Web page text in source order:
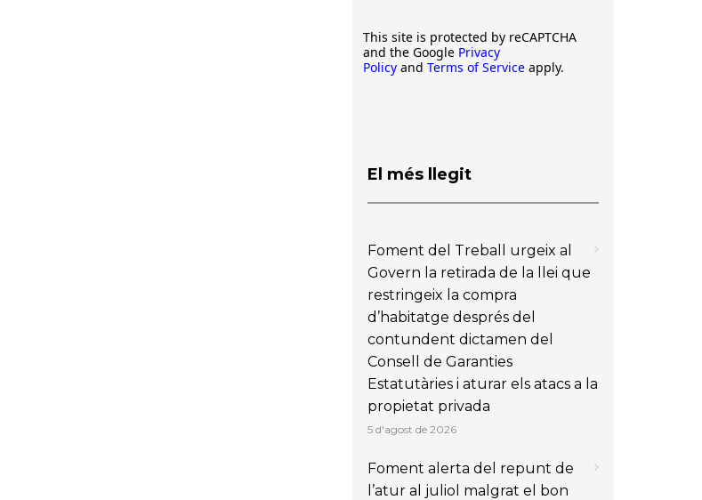
This site is protected by reCAPTCHA
and the Google Privacy
Policy and Terms of Service apply.
El més llegit
Foment del Treball urgeix al
Govern la retirada de la llei que
restringeix la compra
d’habitatge després del
contundent dictamen del
Consell de Garanties
Estatutàries i aturar els atacs a la
propietat privada
5 d'agost de 2026
Foment alerta del repunt de
l’atur al juliol malgrat el bon